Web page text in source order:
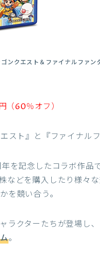
ゴンクエスト＆ファイナルファ
（60％オフ）
スト』と『ファイナルフ
を記念したコラボ作品
などを購入したり様々
を競い合う。
ラクターたちが登場し
。